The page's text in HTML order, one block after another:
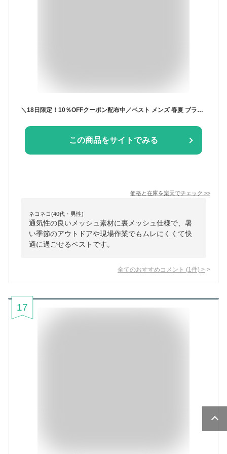
＼18日限定！10％OFFクーポン配布中／ベスト メンズ 春夏 ブランドデザイン裏メッシュベスト 2026春 ベルーナ belluna メンズベルーナ メンズライフ ゴルフ
この商品をサイトでみる
価格と在庫を楽天でチェック >>
ネコネコ(40代・男性)
通気性の良いメッシュ素材に裏メッシュ仕様で、暑
い季節のアウトドアや現場作業でもムレにくくて快
適に過ごせるベストです。
全てのおすすめコメント (1 件) >
17